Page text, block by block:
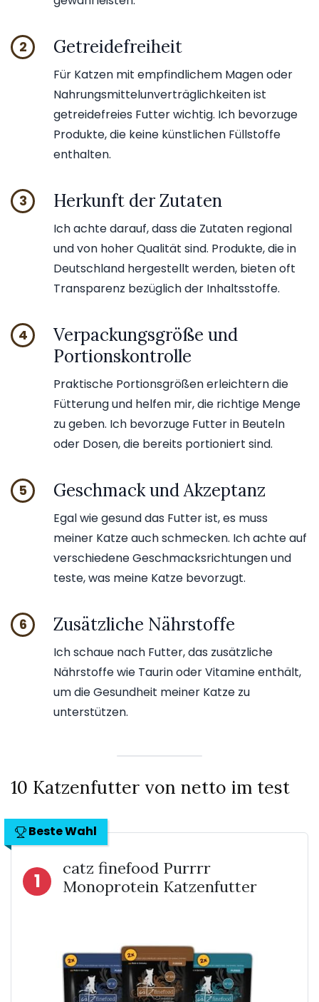
2 Getreidefreiheit
Für Katzen mit empfindlichem Magen oder
Nahrungsmittelunverträglichkeiten ist
getreidefreies Futter wichtig. Ich bevorzuge
Produkte, die keine künstlichen Füllstoffe
enthalten.
3 Herkunft der Zutaten
Ich achte darauf, dass die Zutaten regional
und von hoher Qualität sind. Produkte, die in
Deutschland hergestellt werden, bieten oft
Transparenz bezüglich der Inhaltsstoffe.
4
Verpackungsgröße und
Portionskontrolle
Praktische Portionsgrößen erleichtern die
Fütterung und helfen mir, die richtige Menge
zu geben. Ich bevorzuge Futter in Beuteln
oder Dosen, die bereits portioniert sind.
5 Geschmack und Akzeptanz
Egal wie gesund das Futter ist, es muss
meiner Katze auch schmecken. Ich achte auf
verschiedene Geschmacksrichtungen und
teste, was meine Katze bevorzugt.
6 Zusätzliche Nährstoffe
Ich schaue nach Futter, das zusätzliche
Nährstoffe wie Taurin oder Vitamine enthält,
um die Gesundheit meiner Katze zu
unterstützen.
10 Katzenfutter von netto im test
Beste Wahl
1
catz finefood Purrrr
Monoprotein Katzenfutter